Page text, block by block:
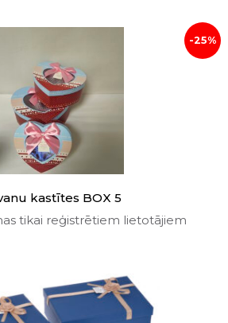
-25%
kastītes BOX 5
tikai reģistrētiem lietotājiem